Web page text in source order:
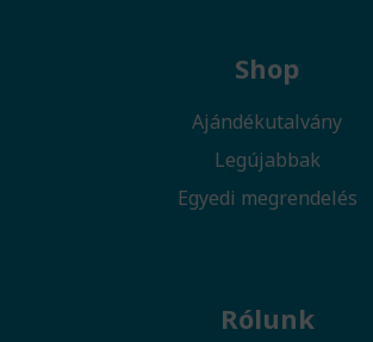
Shop
Ajándékutalvány
Legújabbak
Egyedi megrendelés
Rólunk